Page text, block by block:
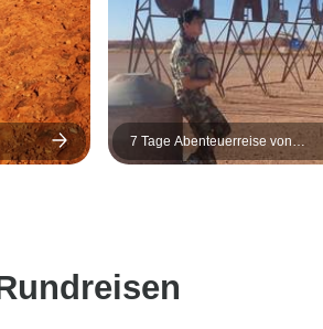
7 Tage Abenteuerreise von
Adelaide nach Uluru